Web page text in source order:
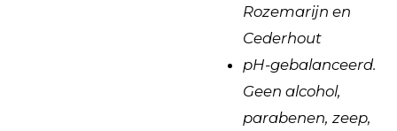
Rozemarijn en
Cederhout
pH-gebalanceerd.
Geen alcohol,
parabenen, zeep,